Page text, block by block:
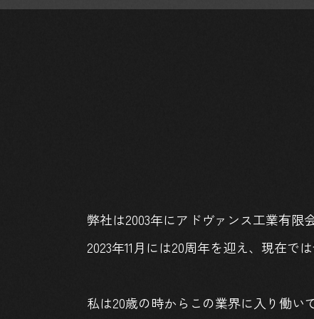
弊社は2003年にアドヴァンス工業有限
2023年11月には20周年を迎え、現在で
私は20歳の時からこの業界に入り働